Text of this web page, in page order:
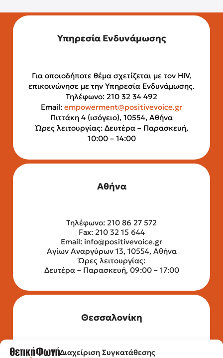
Διαχείριση Συγκατάθεσης
Υπηρεσία Ενδυνάμωσης
Για οποιοδήποτε θέμα σχετίζεται με τον HIV,
επικοινώνησε με την Υπηρεσία Ενδυνάμωσης.
Τηλέφωνο: 210 32 34 492
Email: empowerment@positivevoice.gr
Πιττάκη 4 (ισόγειο), 10554, Αθήνα
Ώρες λειτουργίας: Δευτέρα – Παρασκευή,
10:00 – 14:00
Αθήνα
Τηλέφωνο: 210 86 27 572
Fax: 210 32 15 644
Email: info@positivevoice.gr
Αγίων Αναργύρων 13, 10554, Αθήνα
Ώρες λειτουργίας:
Δευτέρα – Παρασκευή, 09:00 – 17:00
Θεσσαλονίκη
Τηλέφωνο: 2315 525 020